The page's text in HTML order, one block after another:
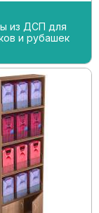
из ДСП для
и рубашек